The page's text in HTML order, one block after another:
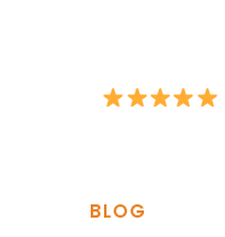
BLOG